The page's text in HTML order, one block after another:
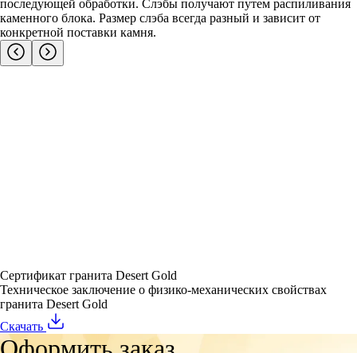
последующей обработки. Слэбы получают путем распиливания
каменного блока. Размер слэба всегда разный и зависит от
конкретной поставки камня.
Сертификат гранита Desert Gold
Техническое заключение о физико-механических свойствах
гранита Desert Gold
Скачать